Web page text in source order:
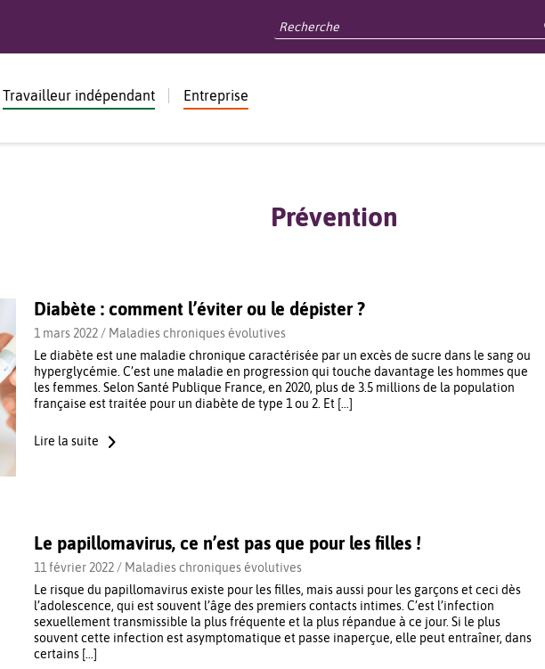
Travailleur indépendant Entreprise
Prévention
Diabète : comment l’éviter ou le dépister ?
1 mars 2022 / Maladies chroniques évolutives
Le diabète est une maladie chronique caractérisée par un excès de sucre dans le sang ou
hyperglycémie. C’est une maladie en progression qui touche davantage les hommes que
les femmes. Selon Santé Publique France, en 2020, plus de 3.5 millions de la population
française est traitée pour un diabète de type 1 ou 2. Et […]
Lire la suite
Le papillomavirus, ce n’est pas que pour les filles !
11 février 2022 / Maladies chroniques évolutives
Le risque du papillomavirus existe pour les filles, mais aussi pour les garçons et ceci dès
l’adolescence, qui est souvent l’âge des premiers contacts intimes. C’est l’infection
sexuellement transmissible la plus fréquente et la plus répandue à ce jour. Si le plus
souvent cette infection est asymptomatique et passe inaperçue, elle peut entraîner, dans
certains […]